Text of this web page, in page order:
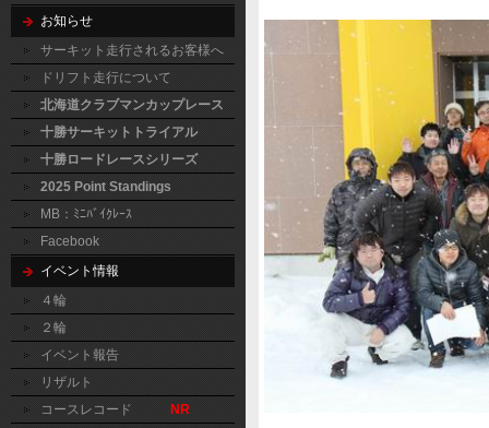
お知らせ
サーキット走行されるお客様へ
ドリフト走行について
北海道クラブマンカップレース
十勝サーキットトライアル
十勝ロードレースシリーズ
2025 Point Standings
MB：ﾐﾆﾊﾞｲｸﾚｰｽ
Facebook
イベント情報
４輪
２輪
イベント報告
リザルト
コースレコード
NR